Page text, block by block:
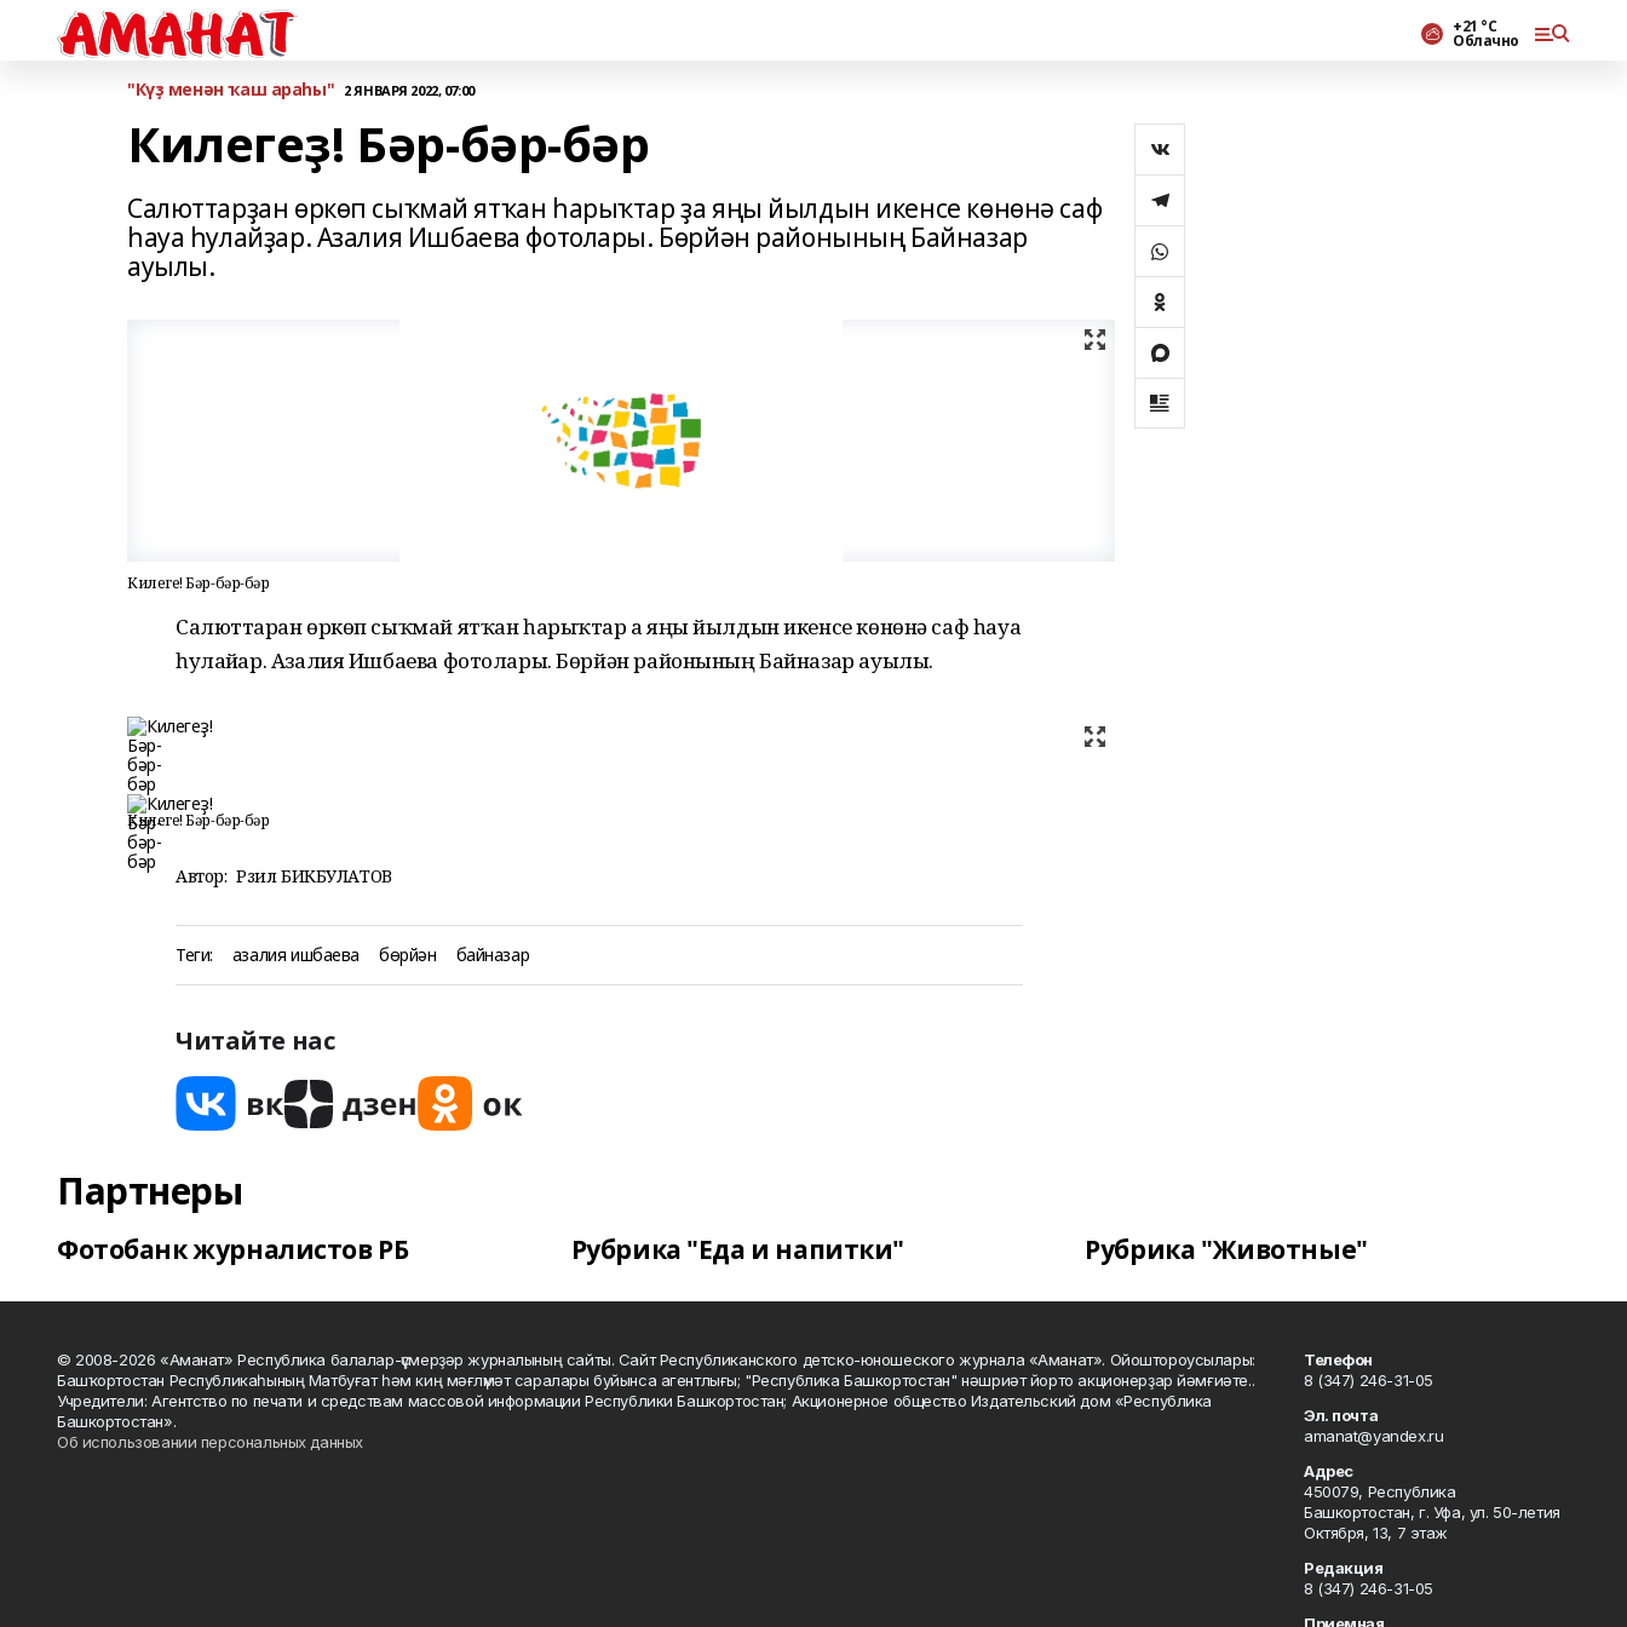
+21 °С
Облачно
"Күҙ менән ҡаш араһы" 2 ЯНВАРЯ 2022, 07:00
Килегеҙ! Бәр-бәр-бәр
Салюттарҙан өркөп сыҡмай ятҡан һарыҡтар ҙа яңы йылдын икенсе көнөнә саф
һауа һулайҙар. Азалия Ишбаева фотолары. Бөрйән районының Байназар
ауылы.
Килегеҙ! Бәр-бәр-бәр
Салюттарҙан өркөп сыҡмай ятҡан һарыҡтар ҙа яңы йылдын икенсе көнөнә саф һауа
һулайҙар. Азалия Ишбаева фотолары. Бөрйән районының Байназар ауылы.
Килегеҙ! Бәр-бәр-бәр
Автор: Рәзил БИКБУЛАТОВ
Теги: азалия ишбаева бөрйән байназар
Читайте нас
Партнеры
Фотобанк журналистов РБ Рубрика "Еда и напитки" Рубрика "Животные"
© 2008-2026 «Аманат» Республика балалар-үҫмерҙәр журналының сайты. Сайт Республиканского детско-юношеского журнала «Аманат». Ойоштороусылары:
Башҡортостан Республикаһының Матбуғат һәм киң мәғлүмәт саралары буйынса агентлығы; "Республика Башкортостан" нәшриәт йорто акционерҙар йәмғиәте..
Учредители: Агентство по печати и средствам массовой информации Республики Башкортостан; Акционерное общество Издательский дом «Республика
Башкортостан».
Об использовании персональных данных
Телефон
8 (347) 246-31-05
Эл. почта
amanat@yandex.ru
Адрес
450079, Республика
Башкортостан, г. Уфа, ул. 50-летия
Октября, 13, 7 этаж
Редакция
8 (347) 246-31-05